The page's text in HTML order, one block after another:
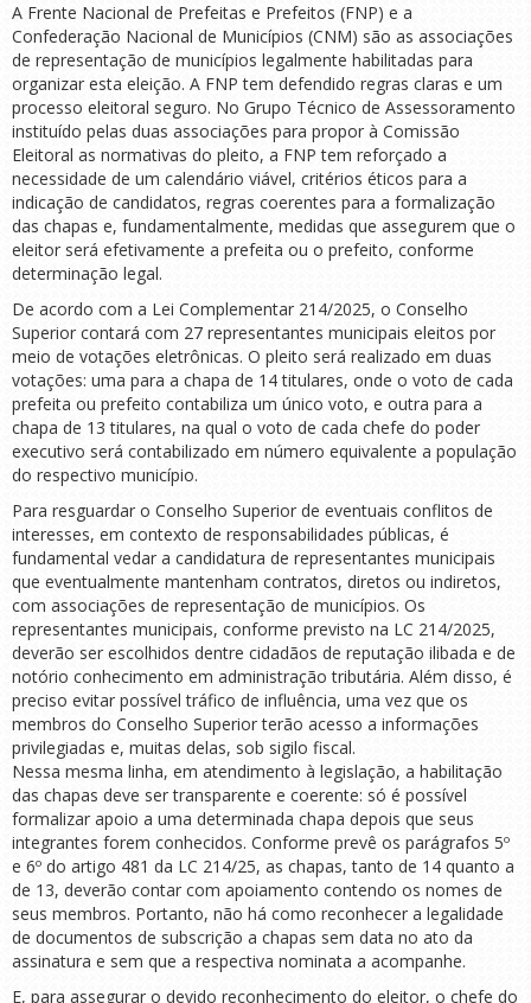
A Frente Nacional de Prefeitas e Prefeitos (FNP) e a
Confederação Nacional de Municípios (CNM) são as associações
de representação de municípios legalmente habilitadas para
organizar esta eleição. A FNP tem defendido regras claras e um
processo eleitoral seguro. No Grupo Técnico de Assessoramento
instituído pelas duas associações para propor à Comissão
Eleitoral as normativas do pleito, a FNP tem reforçado a
necessidade de um calendário viável, critérios éticos para a
indicação de candidatos, regras coerentes para a formalização
das chapas e, fundamentalmente, medidas que assegurem que o
eleitor será efetivamente a prefeita ou o prefeito, conforme
determinação legal.
De acordo com a Lei Complementar 214/2025, o Conselho
Superior contará com 27 representantes municipais eleitos por
meio de votações eletrônicas. O pleito será realizado em duas
votações: uma para a chapa de 14 titulares, onde o voto de cada
prefeita ou prefeito contabiliza um único voto, e outra para a
chapa de 13 titulares, na qual o voto de cada chefe do poder
executivo será contabilizado em número equivalente a população
do respectivo município.
Para resguardar o Conselho Superior de eventuais conflitos de
interesses, em contexto de responsabilidades públicas, é
fundamental vedar a candidatura de representantes municipais
que eventualmente mantenham contratos, diretos ou indiretos,
com associações de representação de municípios. Os
representantes municipais, conforme previsto na LC 214/2025,
deverão ser escolhidos dentre cidadãos de reputação ilibada e de
notório conhecimento em administração tributária. Além disso, é
preciso evitar possível tráfico de influência, uma vez que os
membros do Conselho Superior terão acesso a informações
privilegiadas e, muitas delas, sob sigilo fiscal.
Nessa mesma linha, em atendimento à legislação, a habilitação
das chapas deve ser transparente e coerente: só é possível
formalizar apoio a uma determinada chapa depois que seus
integrantes forem conhecidos. Conforme prevê os parágrafos 5º
e 6º do artigo 481 da LC 214/25, as chapas, tanto de 14 quanto a
de 13, deverão contar com apoiamento contendo os nomes de
seus membros. Portanto, não há como reconhecer a legalidade
de documentos de subscrição a chapas sem data no ato da
assinatura e sem que a respectiva nominata a acompanhe.
E, para assegurar o devido reconhecimento do eleitor, o chefe do